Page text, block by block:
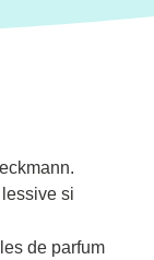
si
de parfum